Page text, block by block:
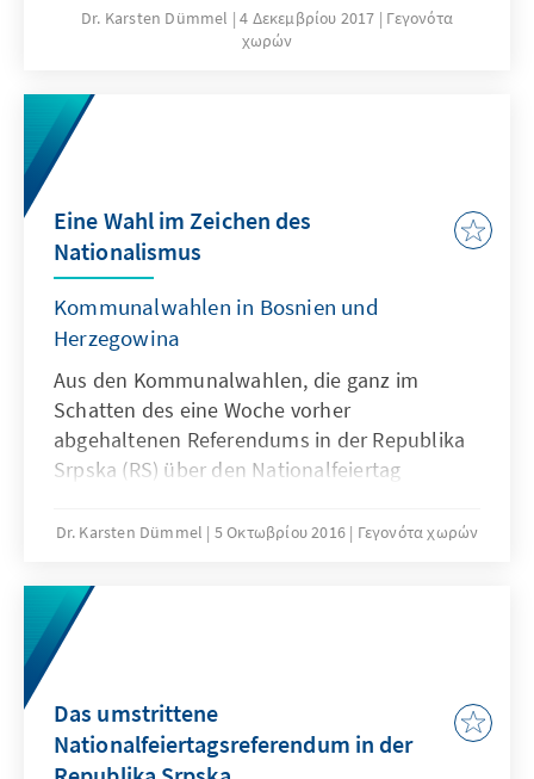
Verschlechterung war über das gesamte Jahr
hinweg zu verzeichnen, auch wenn Vertreter
dies auf Grundlage von unterzeichneten
Papieren anders beurteilten. Auf Seiten der
verantwortlichen Politiker im Land gibt es
Selbst- und Fremdwahrnehmung.
Dr. Karsten Dümmel 4 Δεκεμβρίου 2017
Γεγονότα
χωρών
Eine Wahl im Zeichen des
Nationalismus
Kommunalwahlen in Bosnien und
Herzegowina
Aus den Kommunalwahlen, die ganz im
Schatten des eine Woche vorher
abgehaltenen Referendums in der Republika
Srpska (RS) über den Nationalfeiertag
gestärkt hervor. Die "Allianz der
von Milorad Dodik ist auf Ebene der RS, aber
auch auf Ebene von ganz Bosnien und
Herzegowina der größte Sieger. Im Gegensatz
Wahlbündnis „Allianz für den Wandel“ in der
RS am deutlichsten.
Dr. Karsten Dümmel 5 Οκτωβρίου 2016 Γεγονότα χωρών
Das umstrittene
Nationalfeiertagsreferendum in der